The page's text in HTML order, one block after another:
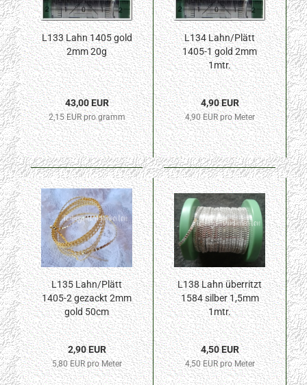
L133 Lahn 1405 gold
2mm 20g
43,00 EUR
2,15 EUR pro gramm
L134 Lahn/Plätt
1405-1 gold 2mm
1mtr.
4,90 EUR
4,90 EUR pro Meter
L135 Lahn/Plätt
1405-2 gezackt 2mm
gold 50cm
2,90 EUR
5,80 EUR pro Meter
L138 Lahn überritzt
1584 silber 1,5mm
1mtr.
4,50 EUR
4,50 EUR pro Meter